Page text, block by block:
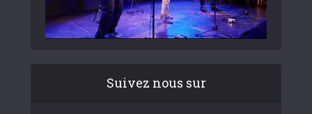
Suivez nous sur